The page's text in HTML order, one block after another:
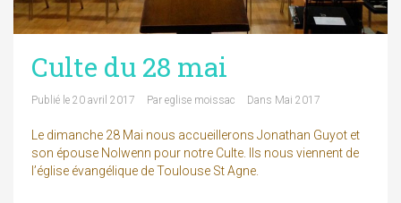
Culte du 28 mai
Publié le 20 avril 2017 Par eglise moissac Dans Mai 2017
Le dimanche 28 Mai nous accueillerons Jonathan Guyot et
son épouse Nolwenn pour notre Culte. Ils nous viennent de
l’église évangélique de Toulouse St Agne.